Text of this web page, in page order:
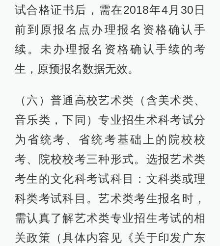
试合格证书后，需在2018年4月30日
前到原报名点办理报名资格确认手
续。未办理报名资格确认手续的考
生，原预报名数据无效。
（六）普通高校艺术类（含美术类、
音乐类，下同）专业招生术科考试分
为省统考、省统考基础上的院校校
考、院校校考三种形式。选报艺术类
考生的文化科考试科目：文科类或理
科类考试科目。艺术类考生报名时，
需认真了解艺术类专业招生考试的相
关政策（具体内容见《关于印发广东